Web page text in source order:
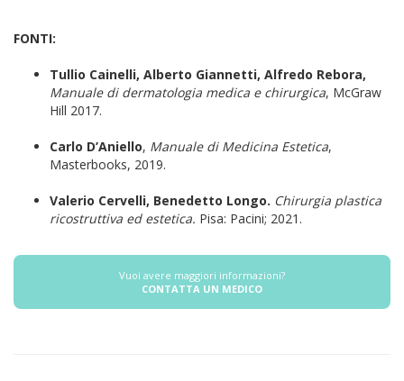
FONTI:
Tullio Cainelli, Alberto Giannetti, Alfredo Rebora,
Manuale di dermatologia medica e chirurgica, McGraw
Hill 2017.
Carlo D’Aniello, Manuale di Medicina Estetica,
Masterbooks, 2019.
Valerio Cervelli, Benedetto Longo. Chirurgia plastica
ricostruttiva ed estetica. Pisa: Pacini; 2021.
Vuoi avere maggiori informazioni?
CONTATTA UN MEDICO